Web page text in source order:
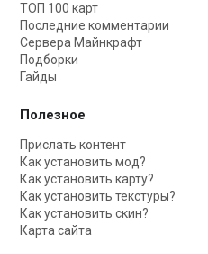
ТОП 100 карт
Последние комментарии
Сервера Майнкрафт
Подборки
Гайды
Полезное
Прислать контент
Как установить мод?
Как установить карту?
Как установить текстуры?
Как установить скин?
Карта сайта